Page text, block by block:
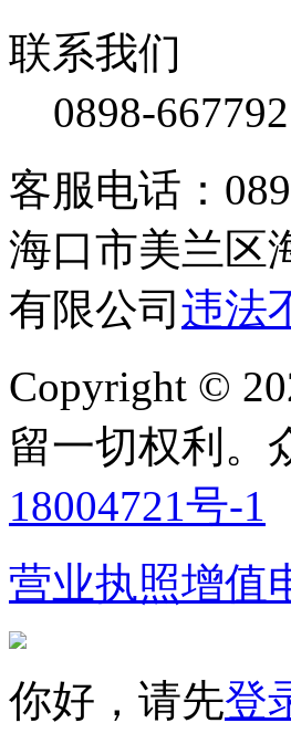
联系我们
0898-
客服电话：
海口市美兰区
有限公司 违法
Copyright ©
留一切权利。
18004721号-1
营业执照增值
你好，请先登